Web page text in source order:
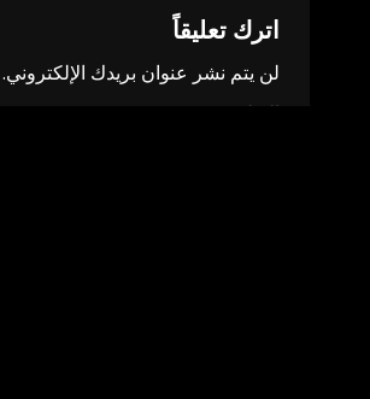
اترك تعليقاً
لن يتم نشر عنوان بريدك الإلكتروني.
التعليق